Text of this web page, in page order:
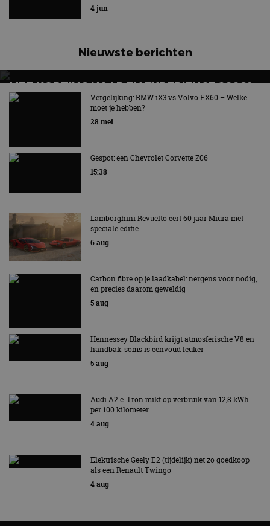
4 jun
Nieuwste berichten
MET KORTING NAAR EV EXPERIENCE 2026?
AUTORAI REGELT HET!
EV Experience 2026 van 24 tot 26 september
Vergelijking: BMW iX3 vs Volvo EX60 – Welke
moet je hebben?
28 mei
Gespot: een Chevrolet Corvette Z06
15:38
Lamborghini Revuelto eert 60 jaar Miura met
speciale editie
6 aug
Carbon fibre op je laadkabel: nergens voor nodig,
en precies daarom geweldig
5 aug
Hennessey Blackbird krijgt atmosferische V8 en
handbak: soms is eenvoud leuker
5 aug
Audi A2 e-Tron mikt op verbruik van 12,8 kWh
per 100 kilometer
4 aug
Elektrische Geely E2 (tijdelijk) net zo goedkoop
als een Renault Twingo
4 aug